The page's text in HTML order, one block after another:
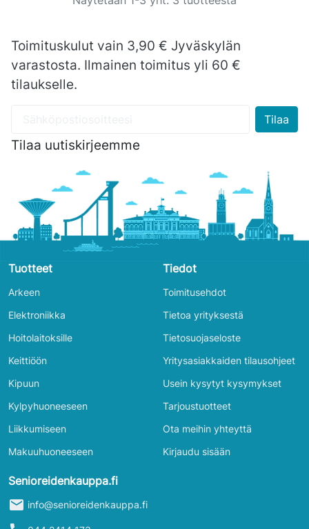
Toimituskulut vain 3,90 € Jyväskylän
varastosta. Ilmainen toimitus yli 60 €
tilaukselle.
Tilaa uutiskirjeemme
Tuotteet
Arkeen
Elektroniikka
Hoitolaitoksille
Keittiöön
Kipuun
Kylpyhuoneeseen
Liikkumiseen
Makuuhuoneeseen
Tiedot
Toimitusehdot
Tietoa yrityksestä
Tietosuojaseloste
Yritysasiakkaiden tilausohjeet
Usein kysytyt kysymykset
Tarjoustuotteet
Ota meihin yhteyttä
Kirjaudu sisään
Senioreidenkauppa.fi
mail info@senioreidenkauppa.fi